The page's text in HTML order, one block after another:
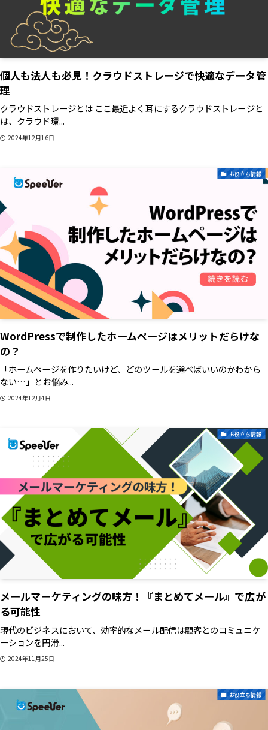
個人も法人も必見！クラウドストレージで快適なデータ管
理
クラウドストレージとは ここ最近よく耳にするクラウドストレージと
は、クラウド環...
2024年12月16日
お役立ち情報
WordPressで制作したホームページはメリットだらけな
の？
「ホームページを作りたいけど、どのツールを選べばいいのかわから
ない…」とお悩み...
2024年12月4日
お役立ち情報
メールマーケティングの味方！『まとめてメール』で広が
る可能性
現代のビジネスにおいて、効率的なメール配信は顧客とのコミュニケ
ーションを円滑...
2024年11月25日
お役立ち情報